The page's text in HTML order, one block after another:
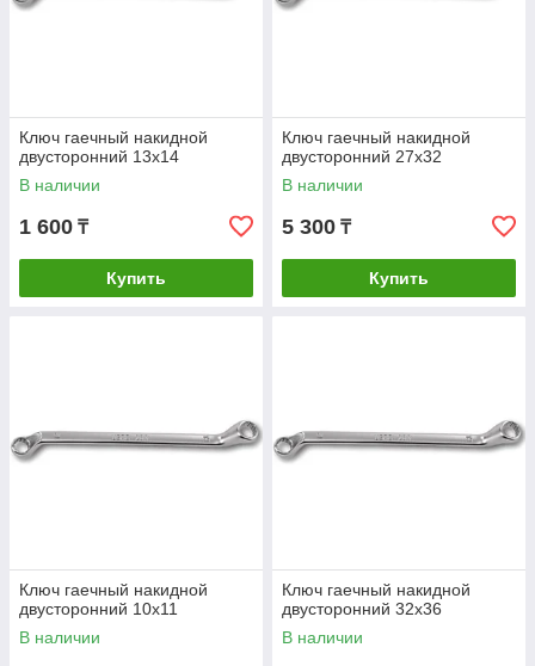
Ключ гаечный накидной
двусторонний 13х14
В наличии
1 600 ₸
Купить
Ключ гаечный накидной
двусторонний 27х32
В наличии
5 300 ₸
Купить
Ключ гаечный накидной
двусторонний 10х11
В наличии
Ключ гаечный накидной
двусторонний 32х36
В наличии